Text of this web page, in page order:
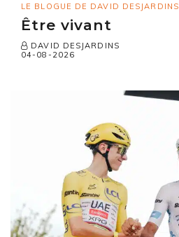
LE BLOGUE DE DAVID DESJARDINS
Être vivant
DAVID DESJARDINS
04-08-2026